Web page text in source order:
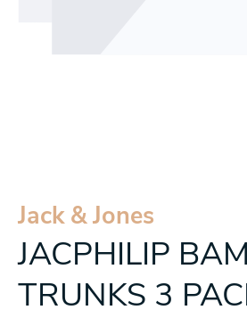
Jack & Jones
JACPHILIP
TRUNKS 3